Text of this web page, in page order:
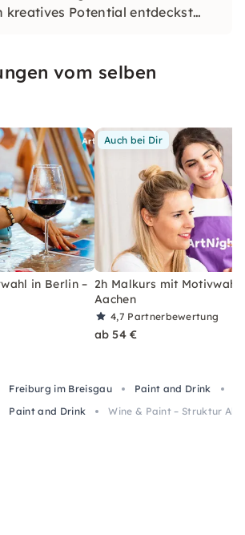
kreatives Potential entdeckst
Anfänger oder Fortgeschrittener.
vom selben
in Berlin –
Auch bei Dir
2h Malkurs mit Motivwahl
Aachen
4,7 Partnerbewertung
ab 54 €
Freiburg im Breisgau Paint and Drink
Paint and Drink Wine & Paint – Struktur